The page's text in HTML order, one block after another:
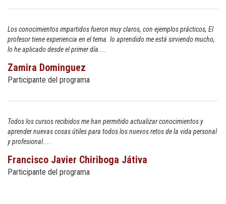
Los conocimientos impartidos fueron muy claros, con ejemplos prácticos, El
profesor tiene experiencia en el tema. lo aprendido me está sirviendo mucho,
lo he aplicado desde el primer día....
Zamira Dominguez
Participante del programa
Todos los cursos recibidos me han permitido actualizar conocimientos y
aprender nuevas cosas útiles para todos los nuevos retos de la vida personal
y profesional....
Francisco Javier Chiriboga Játiva
Participante del programa